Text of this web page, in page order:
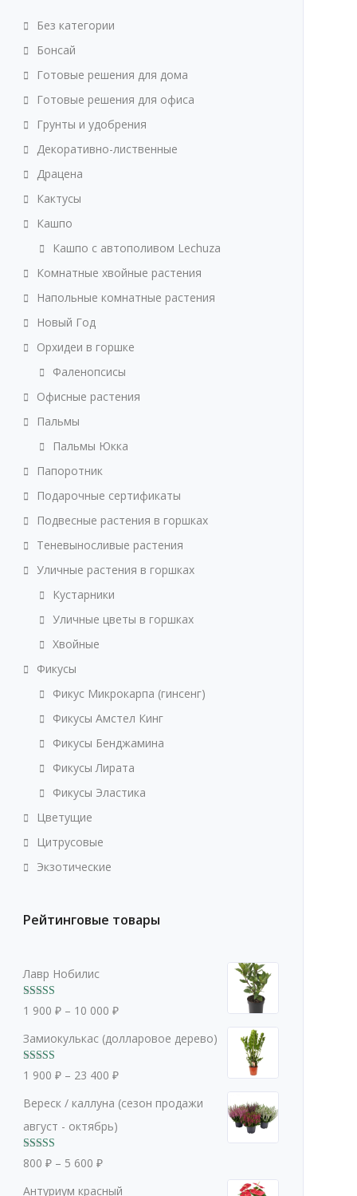
Без категории
Бонсай
Готовые решения для дома
Готовые решения для офиса
Грунты и удобрения
Декоративно-лиственные
Драцена
Кактусы
Кашпо
Кашпо с автополивом Lechuza
Комнатные хвойные растения
Напольные комнатные растения
Новый Год
Орхидеи в горшке
Фаленопсисы
Офисные растения
Пальмы
Пальмы Юкка
Папоротник
Подарочные сертификаты
Подвесные растения в горшках
Теневыносливые растения
Уличные растения в горшках
Кустарники
Уличные цветы в горшках
Хвойные
Фикусы
Фикус Микрокарпа (гинсенг)
Фикусы Амстел Кинг
Фикусы Бенджамина
Фикусы Лирата
Фикусы Эластика
Цветущие
Цитрусовые
Экзотические
Рейтинговые товары
Лавр Нобилис
Оценка 5.00
из 5
1 900 ₽– 10 000 ₽
Замиокулькас (долларовое дерево)
Оценка 5.00
из 5
1 900 ₽– 23 400 ₽
Вереск / каллуна (сезон продажи
август - октябрь)
Оценка
5.00
из 5
800 ₽– 5 600 ₽
Антуриум красный